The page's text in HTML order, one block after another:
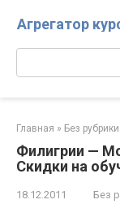
Агрегатор
Главная » Без рубрики
Филигрии —
Скидки на
18.12.2011 Без